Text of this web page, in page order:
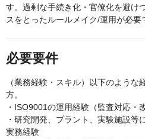
す。過剰な手続き化・官僚化を避け
スをとったルールメイク/運用が必要
必要要件
（業務経験・スキル）以下のよう
方。
・ISO9001の運用経験（監査対応・
・研究開発、プラント、実験施設等
実務経験